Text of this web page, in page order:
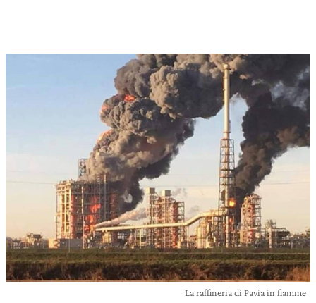
La raffineria di Pavia in fiamme